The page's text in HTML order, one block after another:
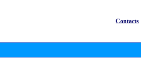
Contacts